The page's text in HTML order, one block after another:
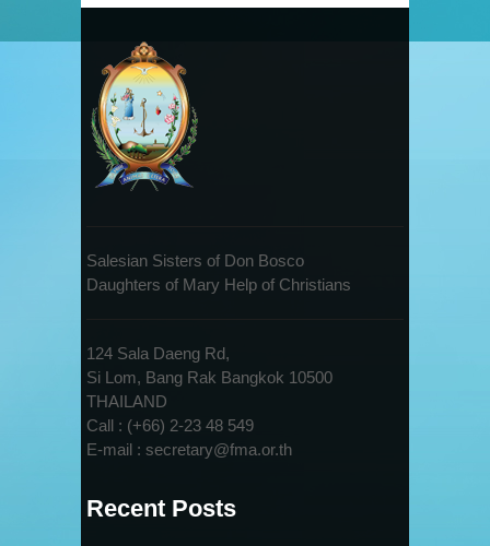
Salesian Sisters of Don Bosco
Daughters of Mary Help of Christians
124 Sala Daeng Rd,
Si Lom, Bang Rak Bangkok 10500
THAILAND
Call : (+66) 2-23 48 549
E-mail : secretary@fma.or.th
Recent Posts